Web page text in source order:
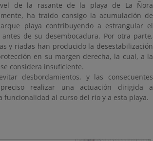
de la rasante de la playa de La Ñora
ha traído consigo la acumulación de
playa contribuyendo a estrangular el
de su desembocadura. Por otra parte,
y riadas han producido la desestabilización
en su margen derecha, la cual, a la
considera insuficiente.
desbordamientos, y las consecuentes
realizar una actuación dirigida a
funcionalidad al curso del río y a esta playa.